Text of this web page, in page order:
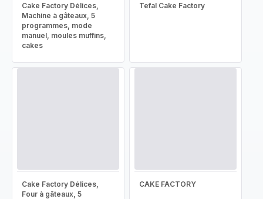
Cake Factory Délices,
Machine à gâteaux, 5
programmes, mode
manuel, moules muffins,
cakes
Tefal Cake Factory
Cake Factory Délices,
Four à gâteaux, 5
CAKE FACTORY